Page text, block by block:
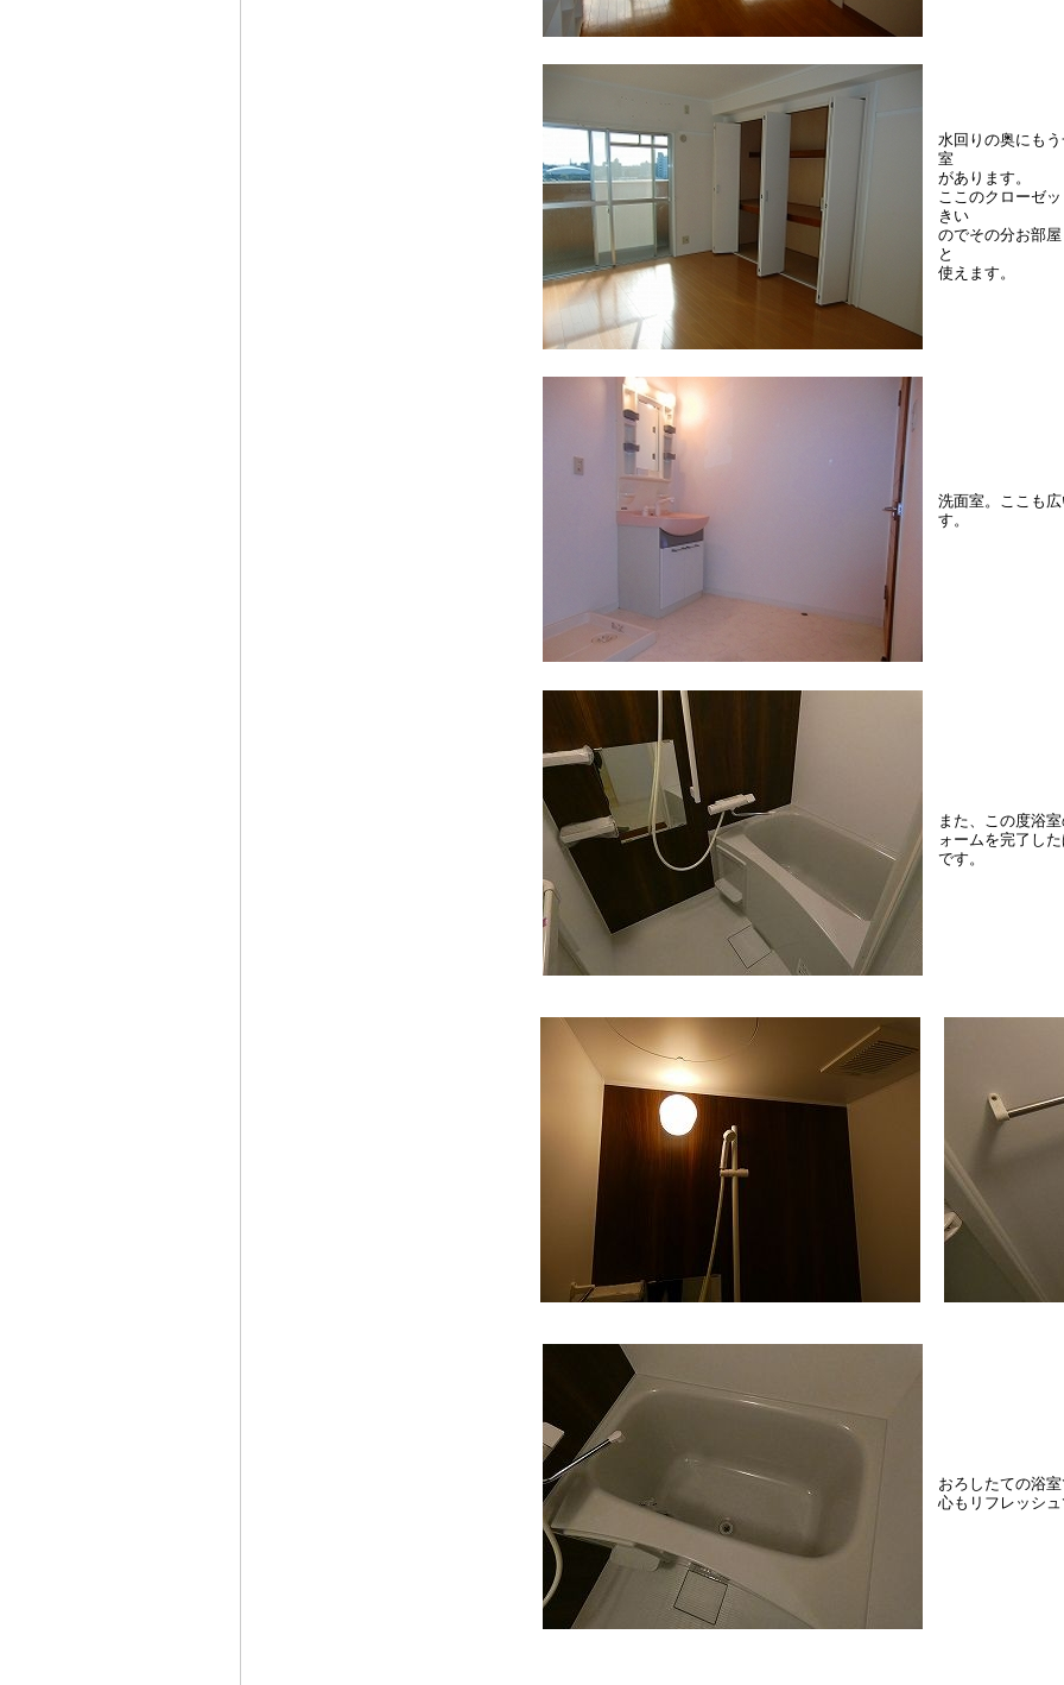
水回りの奥にも
室
があります。
ここのクローゼ
きい
のでその分お部
と
使えます。
洗面室。ここも
す。
また、この度浴
ォームを完了し
です。
おろしたての浴
心もリフレッシ